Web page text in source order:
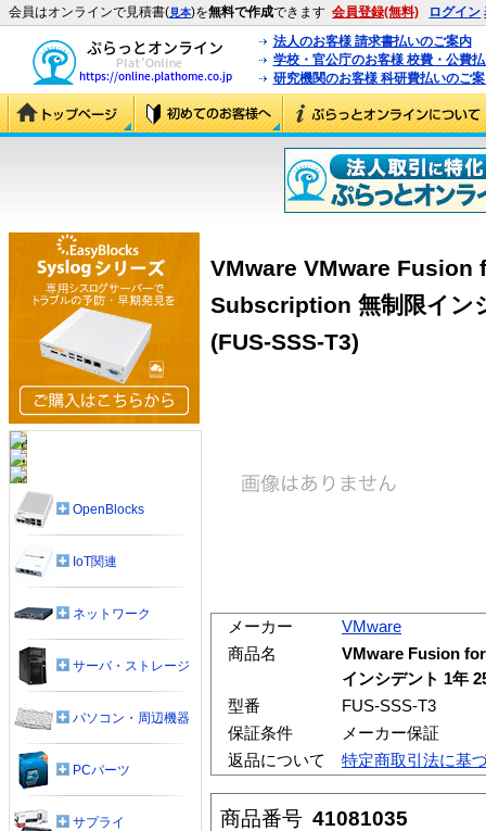
会員はオンラインで見積書(見本)を無料で作成できます 会員登録(無料) ログイン
法人のお客様 請求書払いのご案内
学校・官公庁のお客様 校費・公費
研究機関のお客様 科研費払いのご
VMware VMware Fusion
Subscription 無制限イン
(FUS-SSS-T3)
メーカー
VMware
商品名
VMware Fusion
インシデント 1年
型番
FUS-SSS-T3
保証条件
メーカー保証
返品について
特定商取引法に基
商品番号 41081035
OpenBlocks
IoT関連
ネットワーク
サーバ・ストレージ
パソコン・周辺機器
PCパーツ
サプライ